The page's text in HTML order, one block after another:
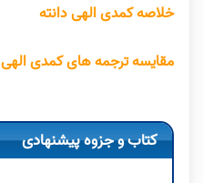
خلاصه کمدی الهی دانته
مقایسه ترجمه های کمدی الهی
کتاب و جزوه پیشنهادی